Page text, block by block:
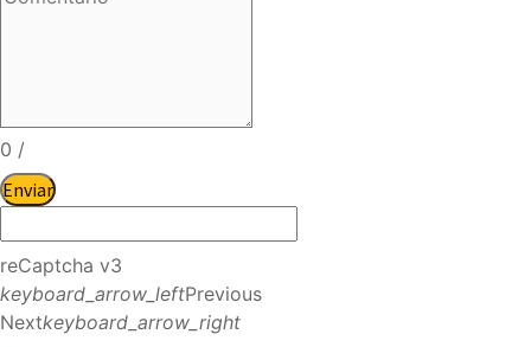
0 /
Enviar
reCaptcha v3
keyboard_arrow_leftPrevious
Nextkeyboard_arrow_right